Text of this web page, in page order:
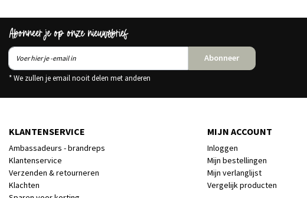
Abonneer je op onze nieuwsbrief
Abonneer
* We zullen je email nooit delen met anderen
KLANTENSERVICE
Ambassadeurs - brandreps
Klantenservice
Verzenden & retourneren
Klachten
MIJN ACCOUNT
Inloggen
Mijn bestellingen
Mijn verlanglijst
Vergelijk producten